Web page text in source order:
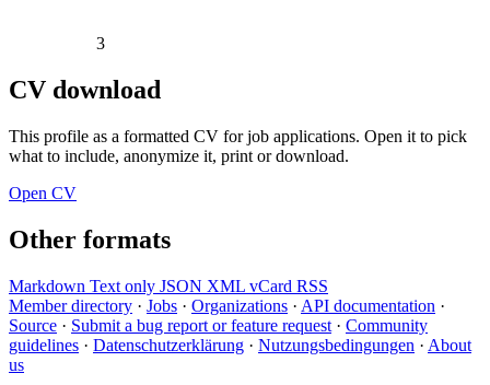
3
CV download
This profile as a formatted CV for job applications. Open it to pick
what to include, anonymize it, print or download.
Open CV
Other formats
Markdown Text only JSON XML vCard RSS
Member directory · Jobs · Organizations · API documentation ·
Source · Submit a bug report or feature request · Community
guidelines · Datenschutzerklärung · Nutzungsbedingungen · About
us